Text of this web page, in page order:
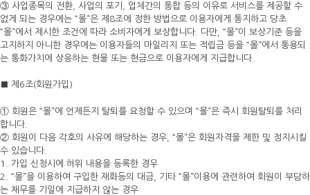
③ 사업종목의 전환, 사업의 포기, 업체간의 통합 등의 이유로 서비스를 제공할 수
없게 되는 경우에는 “몰”은 제8조에 정한 방법으로 이용자에게 통지하고 당초
“몰”에서 제시한 조건에 따라 소비자에게 보상합니다. 다만, “몰”이 보상기준 등을
고지하지 아니한 경우에는 이용자들의 마일리지 또는 적립금 등을 “몰”에서 통용되
는 통화가치에 상응하는 현물 또는 현금으로 이용자에게 지급합니다.
■ 제6조(회원가입)
① 회원은 “몰”에 언제든지 탈퇴를 요청할 수 있으며 “몰”은 즉시 회원탈퇴를 처리
합니다.
② 회원이 다음 각호의 사유에 해당하는 경우, “몰”은 회원자격을 제한 및 정지시킬
수 있습니다.
1. 가입 신청시에 허위 내용을 등록한 경우
2. “몰”을 이용하여 구입한 재화등의 대금, 기타 “몰”이용에 관련하여 회원이 부담하
는 채무를 기일에 지급하지 않는 경우